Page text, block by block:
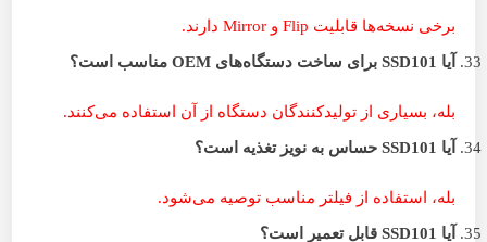
برخی نسخه‌ها قابلیت Flip و Mirror دارند.
آیا برای ساخت دستگاه‌های مناسب است؟
بله، بسیاری از تولیدکنندگان دستگاه از آن استفاده می‌کنند.
آیا حساس به نویز تغذیه است؟
بله، استفاده از فیلتر مناسب توصیه می‌شود.
آیا قابل تعمیر است؟